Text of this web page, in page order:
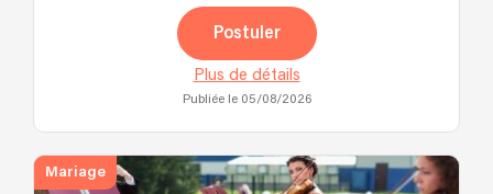
Postuler
Plus de détails
Publiée le 05/08/2026
Mariage